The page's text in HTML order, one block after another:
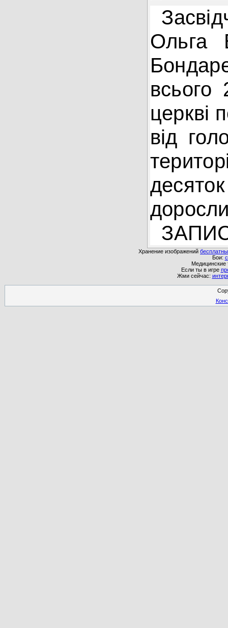
Ольга
церкві
від
Хранение изображений
Бои:
Медицинские
Если ты в игре
Жми сейчас: